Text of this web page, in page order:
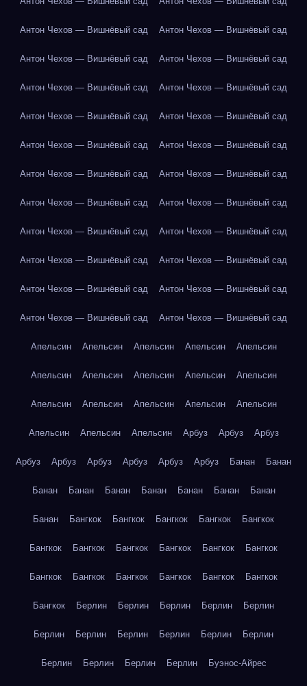
Антон Чехов — Вишнёвый сад Антон Чехов — Вишнёвый сад
Антон Чехов — Вишнёвый сад Антон Чехов — Вишнёвый сад
Антон Чехов — Вишнёвый сад Антон Чехов — Вишнёвый сад
Антон Чехов — Вишнёвый сад Антон Чехов — Вишнёвый сад
Антон Чехов — Вишнёвый сад Антон Чехов — Вишнёвый сад
Антон Чехов — Вишнёвый сад Антон Чехов — Вишнёвый сад
Антон Чехов — Вишнёвый сад Антон Чехов — Вишнёвый сад
Антон Чехов — Вишнёвый сад Антон Чехов — Вишнёвый сад
Антон Чехов — Вишнёвый сад Антон Чехов — Вишнёвый сад
Антон Чехов — Вишнёвый сад Антон Чехов — Вишнёвый сад
Антон Чехов — Вишнёвый сад Антон Чехов — Вишнёвый сад
Апельсин Апельсин Апельсин Апельсин Апельсин
Апельсин Апельсин Апельсин Апельсин Апельсин
Апельсин Апельсин Апельсин Апельсин Апельсин
Апельсин Апельсин Апельсин Арбуз Арбуз Арбуз
Арбуз Арбуз Арбуз Арбуз Арбуз Арбуз Банан Банан
Банан Банан Банан Банан Банан Банан Банан
Банан Бангкок Бангкок Бангкок Бангкок Бангкок
Бангкок Бангкок Бангкок Бангкок Бангкок Бангкок
Бангкок Бангкок Бангкок Бангкок Бангкок Бангкок
Бангкок Берлин Берлин Берлин Берлин Берлин
Берлин Берлин Берлин Берлин Берлин Берлин
Берлин Берлин Берлин Берлин Буэнос-Айрес